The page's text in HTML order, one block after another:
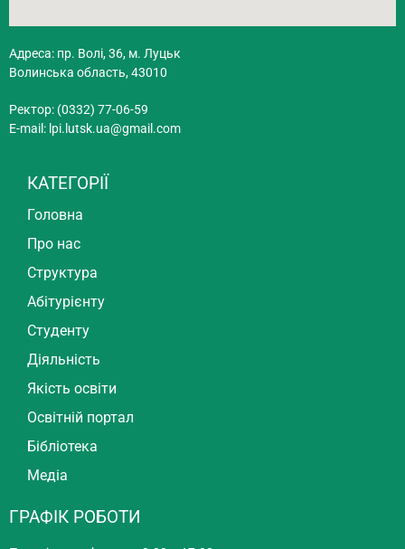
Адреса: пр. Волі, 36, м. Луцьк
Волинська область, 43010
Ректор: (0332) 77-06-59
E-mail: lpi.lutsk.ua@gmail.com
КАТЕГОРІЇ
Головна
Про нас
Структура
Абітурієнту
Студенту
Діяльність
Якість освіти
Освітній портал
Бібліотека
Медіа
ГРАФІК РОБОТИ